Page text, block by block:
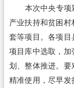
本次中央专项
产业扶持和贫困
套等项目。各项
项目库中选取，
划、整体推进。
精准使用，尽早